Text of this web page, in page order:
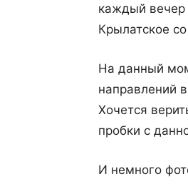
каждый вечер
Крылатское
На данный
направлений
Хочется
пробки с
И немного